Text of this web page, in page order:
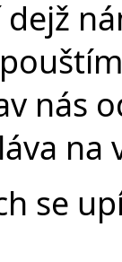
dejž
nás
na
se